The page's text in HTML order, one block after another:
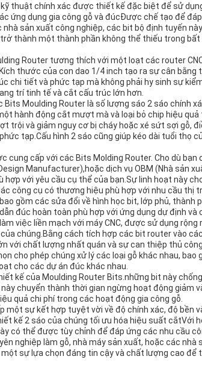
thuật chính xác được thiết kế đặc biệt để sử
ứng dụng gia công gỗ và đúcĐược chế tạo để
sản xuất công nghiệp, các bit bộ định tuyến
thành một thành phần không thể thiếu trong bất
Router tương thích với một loạt các router
thước của con dao 1/4 inch tạo ra sự cân
chi tiết và phức tạp mà không phải hy sinh sự
trí tinh tế và cắt cấu trúc lớn hơn.
Moulding Router là số lượng sáo 2 sáo chính
hành động cắt mượt mà và loại bỏ chip hiệu
trội và giảm nguy cơ bị cháy hoặc xé sứt sợi gỗ,
tạp.Cấu hình 2 sáo cũng giúp kéo dài tuổi thọ
cung cấp với các Bits Molding Router. Cho dù bạn
Manufacturer),hoặc dịch vụ OBM (Nhà sản
với yêu cầu cụ thể của bạn.Sự linh hoạt này
công cụ có thương hiệu phù hợp với nhu cầu thị
gồm các sửa đổi về hình học bit, lớp phủ, thành
đúc hoàn toàn phù hợp với ứng dụng dự định
việc liền mạch với máy CNC, được sử dụng rộng
chúng.Bằng cách tích hợp các bit router vào
với chất lượng nhất quán và sự can thiệp thủ
cho phép chúng xử lý các loại gỗ khác nhau, bao
cho các dự án đúc khác nhau.
kế của Moulding Router Bits.những bit này
chuyển thành thời gian ngừng hoạt động giảm
quả chi phí trong các hoạt động gia công gỗ.
một sự kết hợp tuyệt vời về độ chính xác, độ bền
kế 2 sáo của chúng tối ưu hóa hiệu suất cắtVới
có thể được tùy chỉnh để đáp ứng các nhu cầu
nghiệp làm gỗ, nhà máy sản xuất, hoặc các nhà
sự lựa chọn đáng tin cậy và chất lượng cao để